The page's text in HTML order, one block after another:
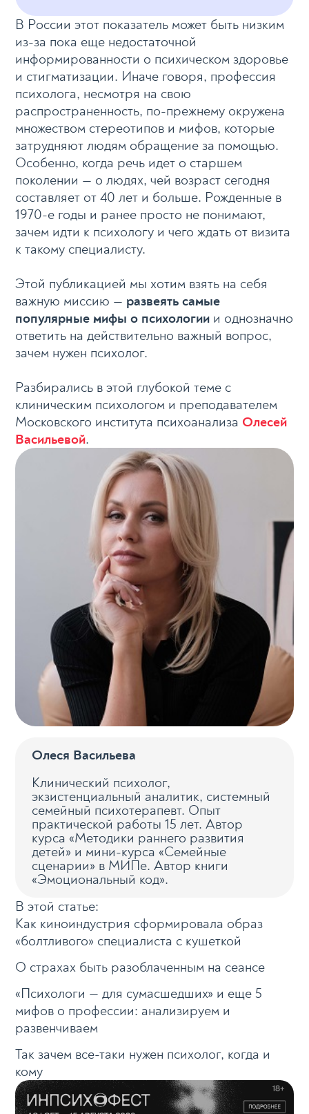
В России этот показатель может быть низким
из-за пока еще недостаточной
информированности о психическом здоровье
и стигматизации. Иначе говоря, профессия
психолога, несмотря на свою
распространенность, по-прежнему окружена
множеством стереотипов и мифов, которые
затрудняют людям обращение за помощью.
Особенно, когда речь идет о старшем
поколении — о людях, чей возраст сегодня
составляет от 40 лет и больше. Рожденные в
1970-е годы и ранее просто не понимают,
зачем идти к психологу и чего ждать от визита
к такому специалисту.
Этой публикацией мы хотим взять на себя
важную миссию — развеять самые
популярные мифы о психологии и однозначно
ответить на действительно важный вопрос,
зачем нужен психолог.
Разбирались в этой глубокой теме с
клиническим психологом и преподавателем
Московского института психоанализа Олесей
Васильевой.
Олеся Васильева
Клинический психолог,
экзистенциальный аналитик, системный
семейный психотерапевт. Опыт
практической работы 15 лет. Автор
курса «Методики раннего развития
детей» и мини-курса «Семейные
сценарии» в МИПе. Автор книги
«Эмоциональный код».
В этой статье:
Как киноиндустрия сформировала образ
«болтливого» специалиста с кушеткой
О страхах быть разоблаченным на сеансе
«Психологи — для сумасшедших» и еще 5
мифов о профессии: анализируем и
развенчиваем
Так зачем все-таки нужен психолог, когда и
кому